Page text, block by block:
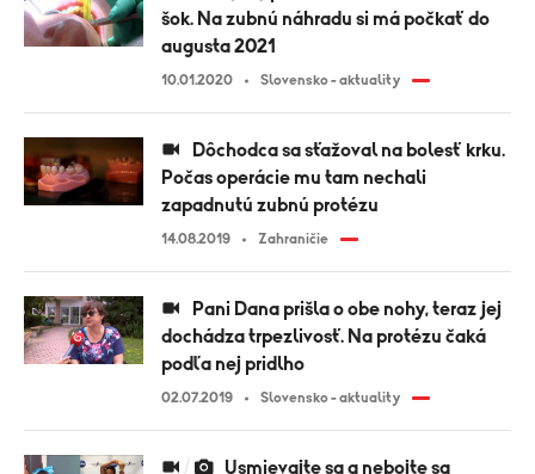
šok. Na zubnú náhradu si má počkať do
augusta 2021
10.01.2020 Slovensko - aktuality
Počas operácie mu tam nechali
zapadnutú zubnú protézu
14.08.2019 Zahraničie
dochádza trpezlivosť. Na protézu čaká
podľa nej pridlho
02.07.2019 Slovensko - aktuality